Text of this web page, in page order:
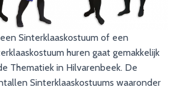
Sinterklaaskostuum of een
huren gaat gemakkelijk
Thematiek in Hilvarenbeek. De
Sinterklaaskostuums waaronder